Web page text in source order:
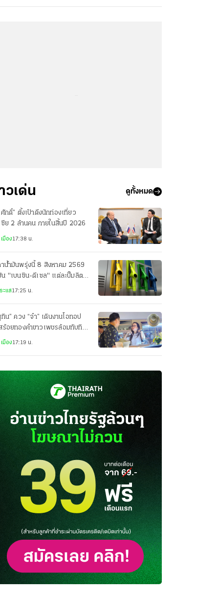
วเด่น ดูทั้งหมด
ศักดิ์” ตั้งเป้าดึงนักท่องเที่ยว
ซีย 2 ล้านคน ภายในสิ้นปี 2026
มือง17:38 น.
าน้ำมันพรุ่งนี้ 8 สิงหาคม 2569
น "เบนซิน-ดีเซล" แต่ละปั๊มลิตร
ะแส17:25 น.
ทิน” ควง “จ๋า” เดินงานโอทอป
ร้อยทองคำขาวเพชรล้อมทับทิม
ซี่ยง ราคา 1.2 ล้านให้
มือง17:19 น.